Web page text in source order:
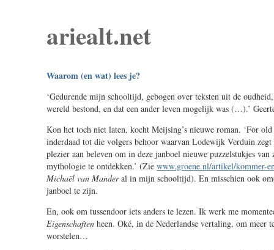
ariealt.net
Waarom (en wat) lees je?
‘Gedurende mijn schooltijd, gebogen over teksten uit de
wereld bestond, en dat een ander leven mogelijk was (…).’
Kon het toch niet laten, kocht Meijsing’s nieuwe roman. ‘For
inderdaad tot die volgers behoor waarvan Lodewijk Verduin
plezier aan beleven om in deze janboel nieuwe puzzelstukjes
mythologie te ontdekken.’ (Zie www.groene.nl/artikel/kommer-
Michaël van Manderal in mijn schooltijd). En misschien ook
janboel te zijn.
En, ook om tussendoor iets anders te lezen. Ik werk me
Eigenschaften heen. Oké, in de Nederlandse vertaling, om meer
worstelen…